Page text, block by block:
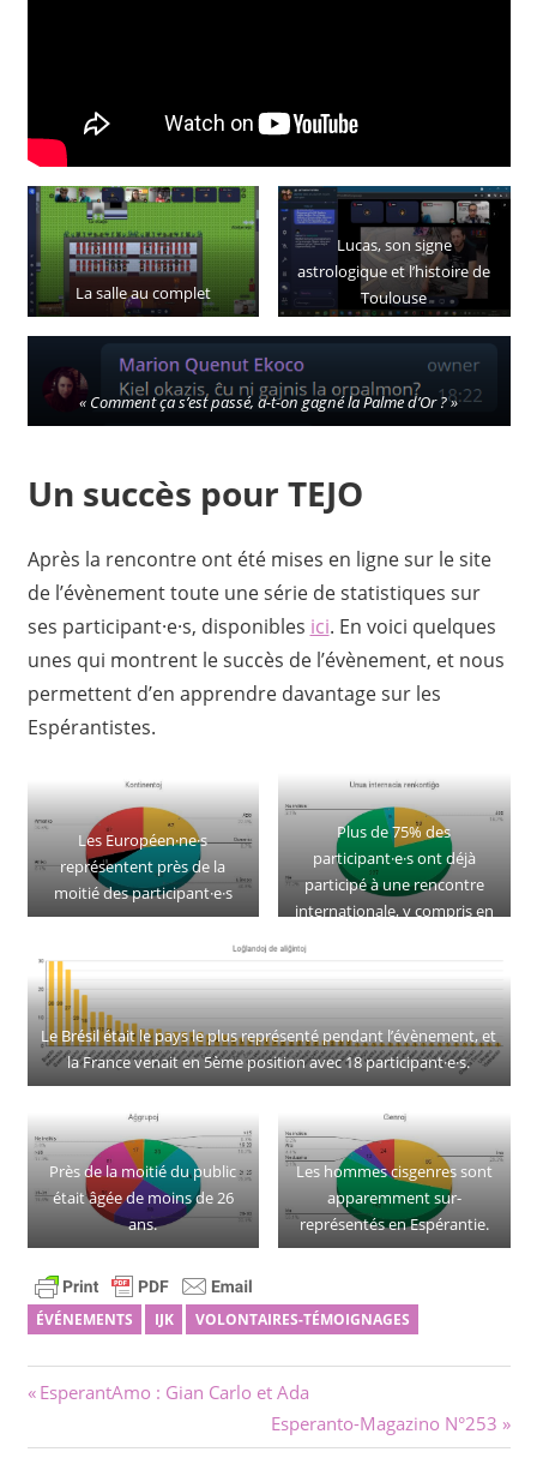
La salle au complet
Lucas, son signe
astrologique et l’histoire de
Toulouse
« Comment ça s’est passé, a-t-on gagné la Palme d’Or ? »
Un succès pour TEJO
Après la rencontre ont été mises en ligne sur le site
de l’évènement toute une série de statistiques sur
ses participant·e·s, disponibles ici. En voici quelques
unes qui montrent le succès de l’évènement, et nous
permettent d’en apprendre davantage sur les
Espérantistes.
Les Européen·ne·s
représentent près de la
moitié des participant·e·s
Plus de 75% des
participant·e·s ont déjà
participé à une rencontre
internationale, y compris en
Le Brésil était le pays le plus représenté pendant l’évènement, et
la France venait en 5ème position avec 18 participant·e·s.
Près de la moitié du public
était âgée de moins de 26
ans.
Les hommes cisgenres sont
apparemment sur-
représentés en Espérantie.
ÉVÉNEMENTS IJK VOLONTAIRES-TÉMOIGNAGES
Navigation
de
Previous
EsperantAmo : Gian Carlo et Ada
Next
Post:
Esperanto-Magazino N°253